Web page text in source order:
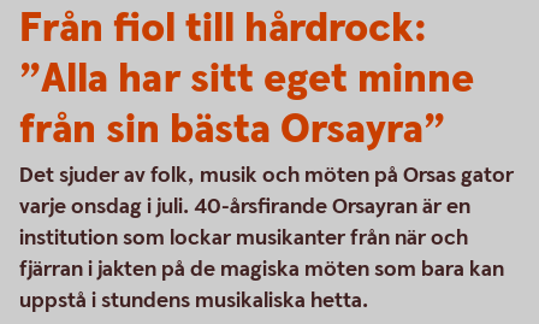
Från fiol till hårdrock:
”Alla har sitt eget minne
från sin bästa Orsayra”
Det sjuder av folk, musik och möten på Orsas gator
varje onsdag i juli. 40-årsfirande Orsayran är en
institution som lockar musikanter från när och
fjärran i jakten på de magiska möten som bara kan
uppstå i stundens musikaliska hetta.